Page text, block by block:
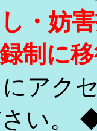
・妨
制に
にアク
い。